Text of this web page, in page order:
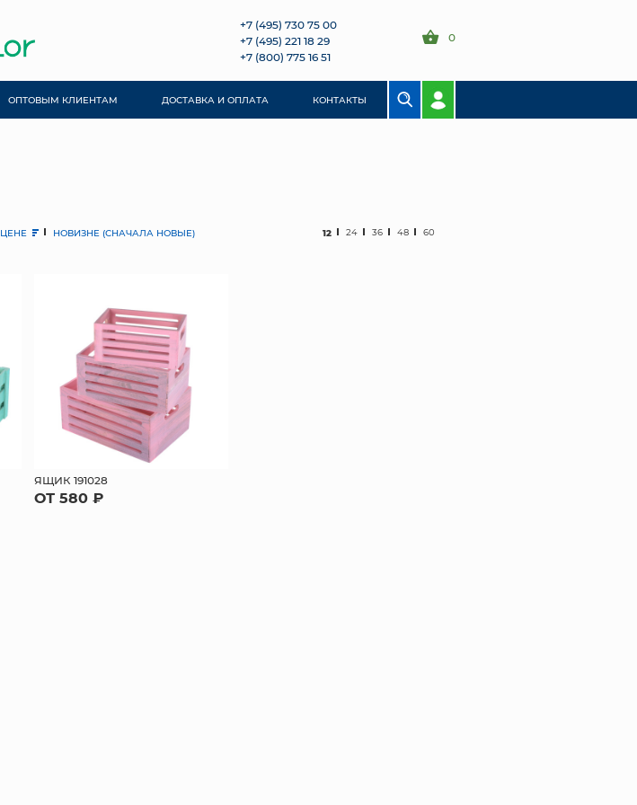
+7 (495) 730 75 00
+7 (495) 221 18 29
+7 (800) 775 16 51
0
ОПТОВЫМ КЛИЕНТАМ ДОСТАВКА И ОПЛАТА КОНТАКТЫ
ЦЕНЕ НОВИЗНЕ (СНАЧАЛА НОВЫЕ) 12 24 36 48 60
ЯЩИК 191028
ОТ 580 ₽